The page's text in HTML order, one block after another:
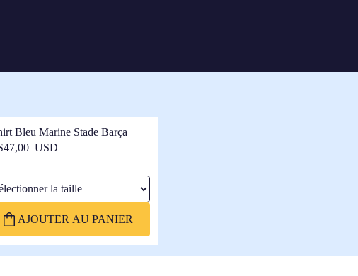
Bleu Marine Stade Barça
USD
la taille
AJOUTER AU PANIER